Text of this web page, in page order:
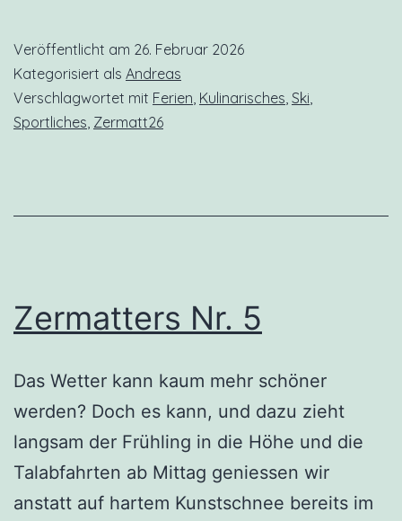
Veröffentlicht am 26. Februar 2026
Kategorisiert als Andreas
Verschlagwortet mit Ferien Kulinarisches Ski
Sportliches Zermatt26
Zermatters Nr. 5
Das Wetter kann kaum mehr schöner
werden? Doch es kann, und dazu zieht
langsam der Frühling in die Höhe und die
Talabfahrten ab Mittag geniessen wir
anstatt auf hartem Kunstschnee bereits im